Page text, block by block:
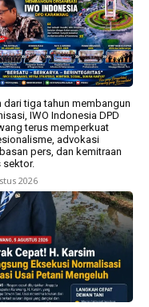
dari tiga tahun membangun
IWO Indonesia DPD
terus memperkuat
advokasi
pers, dan kemitraan
sektor.
2026